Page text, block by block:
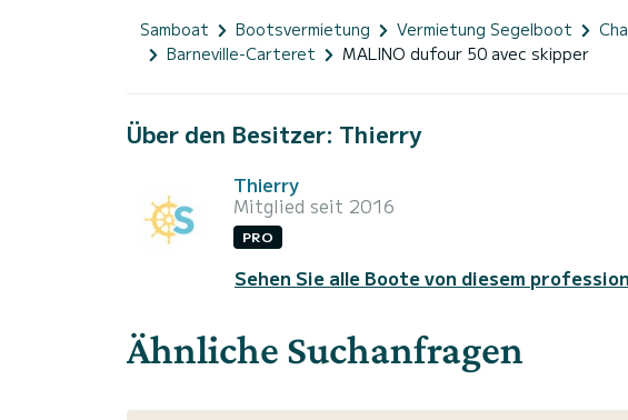
Samboat Bootsvermietung Vermietung Segelboot
Barneville-Carteret
MALINO dufour 50 avec skipper
Über den Besitzer: Thierry
Thierry
Mitglied seit 2016
PRO
Sehen Sie alle Boote von diesem
Ähnliche Suchanfragen